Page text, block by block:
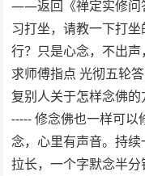
——返回《禅定实修问
习打坐，请教一下打
行？只是心念，不出声
求师傅指点 光彻五轮
复别人关于怎样念佛
----- 修念佛也一样可
念，心里有声音。持
拉长，一个字默念半